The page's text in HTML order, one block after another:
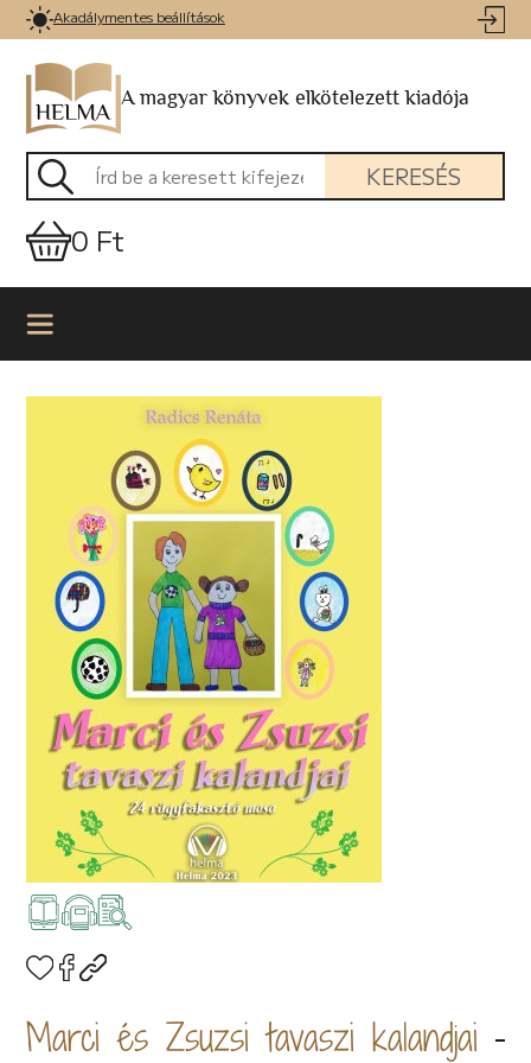
Akadálymentes beállítások
A magyar könyvek elkötelezett kiadója
KERESÉS
0 Ft
Marci és Zsuzsi tavaszi kalandjai